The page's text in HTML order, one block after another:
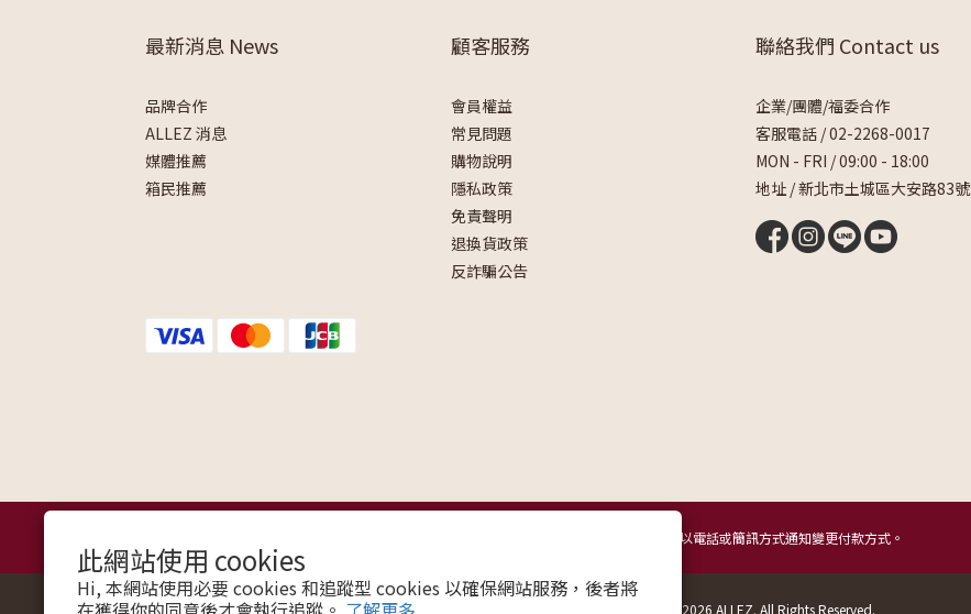
此網站使用 cookies
Hi, 本網站使用必要 cookies 和追蹤型 cookies 以確保網站服務，後者將
最新消息 News
品牌合作
ALLEZ 消息
媒體推薦
箱民推薦
顧客服務
會員權益
常見問題
購物說明
隱私政策
免責聲明
退換貨政策
反詐騙公告
聯絡我們 Contact us
企業/團體/福委合作
客服電話 /02-2268-0017
MON - FRI / 09:00 - 18:00
地址 / 新北市土城區大安路83號
提醒您，我們不會以電話或簡訊方式通知變更付款方式。
Copyright © 2026 ALLEZ. All Rights Reserved.